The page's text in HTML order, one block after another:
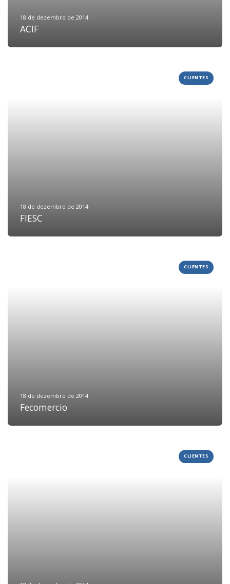
18 de dezembro de 2014
ACIF
CLIENTES
18 de dezembro de 2014
FIESC
CLIENTES
18 de dezembro de 2014
Fecomercio
CLIENTES